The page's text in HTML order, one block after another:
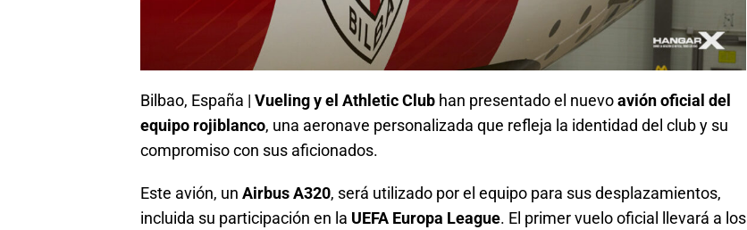
Bilbao, España | Vueling y el Athletic Club han presentado el nuevoavión oficial del
equipo rojiblanco, una aeronave personalizada que refleja la identidad del club y su
compromiso con sus aficionados.
Este avión, un Airbus A320, será utilizado por el equipo para sus desplazamientos,
incluida su participación en la UEFA Europa League. El primer vuelo oficial llevará a los